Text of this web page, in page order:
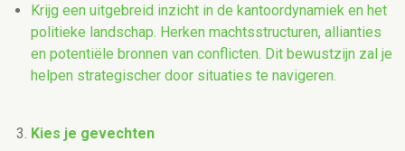
Krijg een uitgebreid inzicht in de kantoordynamiek en het
politieke landschap. Herken machtsstructuren, allianties
en potentiële bronnen van conflicten. Dit bewustzijn zal je
helpen strategischer door situaties te navigeren.
Kies je gevechten